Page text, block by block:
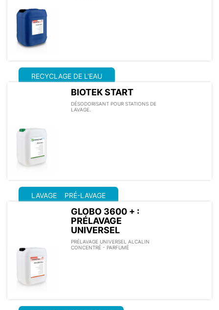
RECYCLAGE DE L'EAU
BIOTEK START
DÉSODORISANT POUR STATIONS DE
LAVAGE.
LAVAGE PRÉ-LAVAGE
GLOBO 3600 + :
PRÉLAVAGE
UNIVERSEL
PRÉLAVAGE UNIVERSEL ALCALIN
CONCENTRÉ - PARFUMÉ